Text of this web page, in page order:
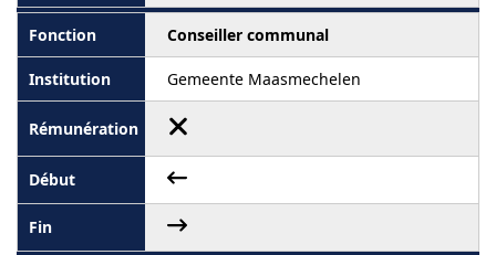
Conseiller communal
Gemeente Maasmechelen